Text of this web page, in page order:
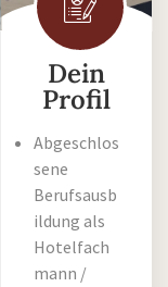
Dein
Profil
Abgeschlos
sene
Berufsausb
ildung als
Hotelfach
mann /